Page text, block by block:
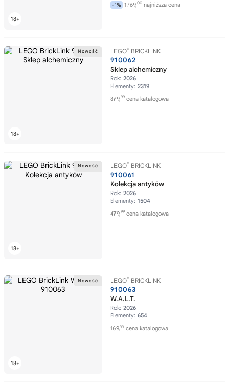
-1% 1769,00 najniższa cena
LEGO® BRICKLINK
910062
Sklep alchemiczny
Rok: 2026
Elementy: 2319
879,99 cena katalogowa
LEGO® BRICKLINK
910061
Kolekcja antyków
Rok: 2026
Elementy: 1504
479,99 cena katalogowa
LEGO® BRICKLINK
910063
W.A.L.T.
Rok: 2026
Elementy: 654
169,99 cena katalogowa